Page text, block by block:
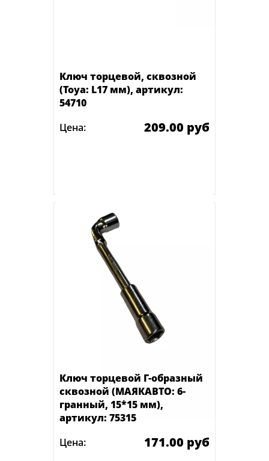
Ключ торцевой, сквозной
(Toya: L17 мм), артикул:
54710
Цена:
209.00 руб
Ключ торцевой Г-образный
сквозной (МАЯКАВТО: 6-
гранный, 15*15 мм),
артикул: 75315
Цена:
171.00 руб